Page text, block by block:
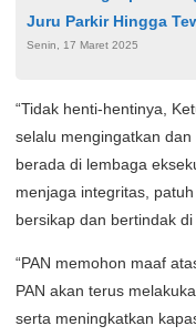
Juru Parkir Hingga
Bandung
Senin, 17 Maret 2025
“Tidak henti-hentinya,
selalu mengingatkan
berada di lembaga
menjaga integritas,
bersikap dan bertindak
“PAN memohon maaf
PAN akan terus
serta meningkatkan